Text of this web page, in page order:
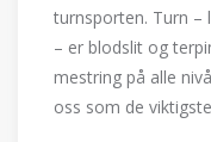
turnsporten. Turn –
– er blodslit og
mestring på alle
oss som de